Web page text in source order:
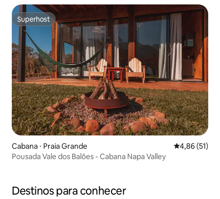
Superhost
Superhost
Cabana ⋅ Praia Grande 4,86 de uma
4,86 (51)
Pousada Vale dos Balões - Cabana Napa Valley
Destinos para conhecer